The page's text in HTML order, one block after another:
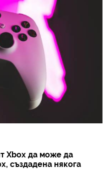
Xbox да може да
създадена някога